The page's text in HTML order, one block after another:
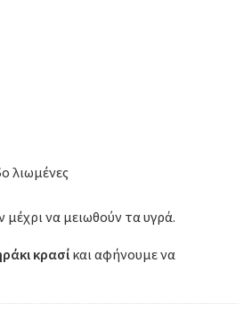
λιωμένες
να μειωθούν τα υγρά.
κρασί και αφήνουμε να